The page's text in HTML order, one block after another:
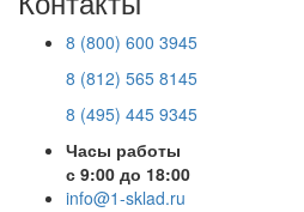
8 (800) 600 3945
8 (812) 565 8145
8 (495) 445 9345
Часы работы
с 9:00 до 18:00
info@1-sklad.ru